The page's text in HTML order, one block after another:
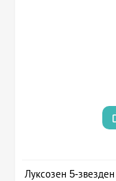
Луксозен 5-